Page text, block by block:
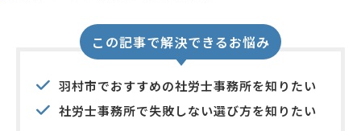
この記事で解決できるお悩み
羽村市でおすすめの社労士事務所を知りたい
社労士事務所で失敗しない選び方を知りたい